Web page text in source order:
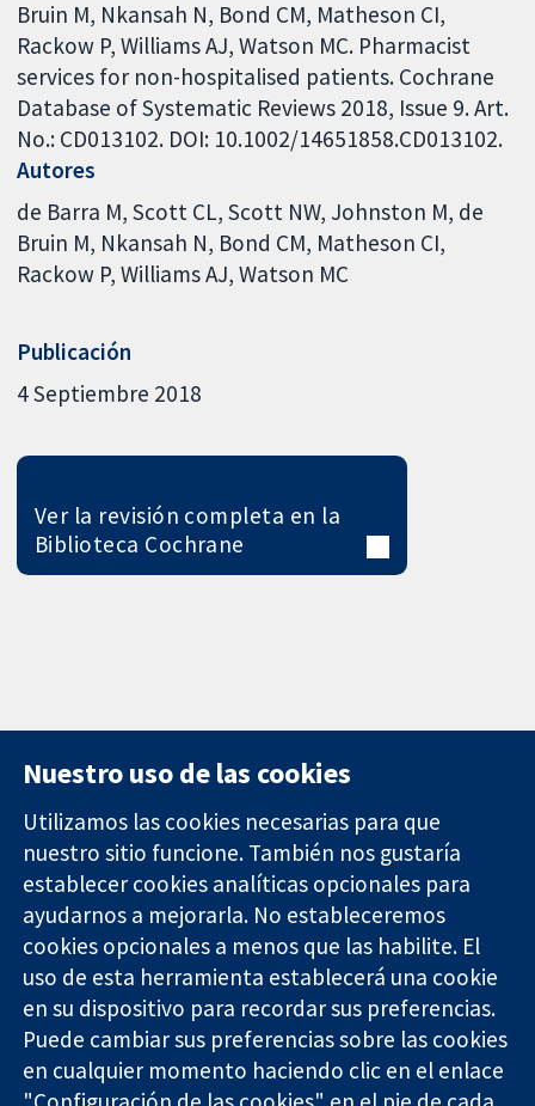
Bruin M, Nkansah N, Bond CM, Matheson CI,
Rackow P, Williams AJ, Watson MC. Pharmacist
services for non-hospitalised patients. Cochrane
Database of Systematic Reviews 2018, Issue 9. Art.
No.: CD013102. DOI: 10.1002/14651858.CD013102.
Autores
de Barra M Scott CL Scott NW Johnston M de
Bruin M Nkansah N Bond CM Matheson CI
Rackow P Williams AJ Watson MC
Publicación
4 Septiembre 2018
Ver la revisión completa en la
Biblioteca Cochrane
Evidencia fiable.
Decisiones
informadas.
Mejor salud.
11-13 Cavendish
Square
Londres
W1G 0AN
Reino Unido
Contacto
Noticias
Prensa
Sobre
nosotros
Empleo
Cochrane
Library
Nuestro uso de las cookies
Utilizamos las cookies necesarias para que
nuestro sitio funcione. También nos gustaría
establecer cookies analíticas opcionales para
ayudarnos a mejorarla. No estableceremos
cookies opcionales a menos que las habilite. El
uso de esta herramienta establecerá una cookie
en su dispositivo para recordar sus preferencias.
Puede cambiar sus preferencias sobre las cookies
en cualquier momento haciendo clic en el enlace